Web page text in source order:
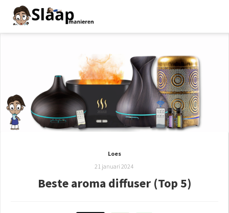
Loes
21 januari 2024
Beste aroma diffuser (Top 5)